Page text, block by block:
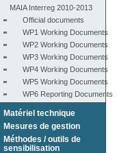
MAIA Interreg 2010-2013
Official documents
WP1 Working Documents
WP2 Working Documents
WP3 Working Documents
WP4 Working Documents
WP5 Working Documents
WP6 Reporting Documents
Matériel technique
Mesures de gestion
Méthodes / outils de
sensibilisation